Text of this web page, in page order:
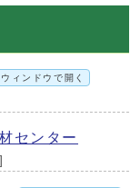
ィンドウで開く
センター